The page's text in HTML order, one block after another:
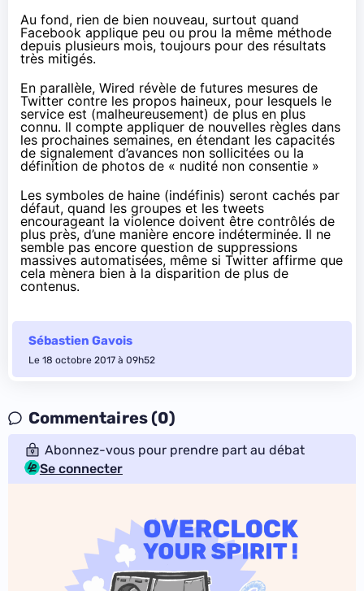
Au fond, rien de bien nouveau, surtout quand
Facebook applique peu ou prou la même méthode
depuis plusieurs mois, toujours pour des résultats
très mitigés.
En parallèle, Wired révèle de futures mesures de
Twitter contre les propos haineux, pour lesquels le
service est (malheureusement) de plus en plus
connu. Il compte appliquer de nouvelles règles dans
les prochaines semaines, en étendant les capacités
de signalement d’avances non sollicitées ou la
définition de photos de « nudité non consentie »
Les symboles de haine (indéfinis) seront cachés par
défaut, quand les groupes et les tweets
encourageant la violence doivent être contrôlés de
plus près, d’une manière encore indéterminée. Il ne
semble pas encore question de suppressions
massives automatisées, même si Twitter affirme que
cela mènera bien à la disparition de plus de
contenus.
Sébastien Gavois
Le 18 octobre 2017 à 09h52
Commentaires (0)
Abonnez-vous pour prendre part au débat
Se connecter